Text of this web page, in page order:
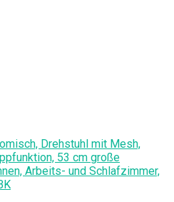
Drehstuhl mit Mesh,
53 cm große
Arbeits- und Schlafzimmer,